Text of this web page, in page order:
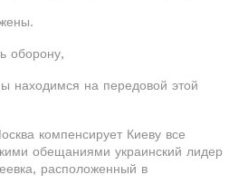
оборону,
находимся на передовой этой
компенсирует Киеву все
обещаниями украинский лидер
расположенный в